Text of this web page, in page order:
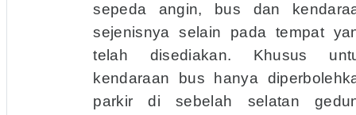
sepeda angin, bus dan
sejenisnya selain pada tempat
telah disediakan. Khusus
kendaraan bus hanya
parkir di sebelah selatan